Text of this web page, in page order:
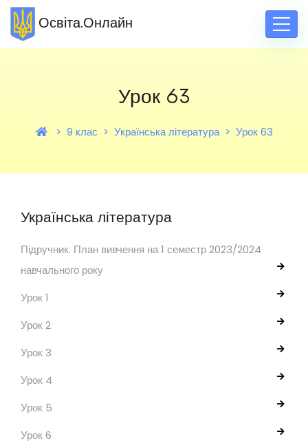
Освіта.Онлайн
Урок 63
9 клас Українська література Урок 63
Українська література
Підручник. План вивчення на 1 семестр 2023/2024
навчального року
Урок 1
Урок 2
Урок 3
Урок 4
Урок 5
Урок 6